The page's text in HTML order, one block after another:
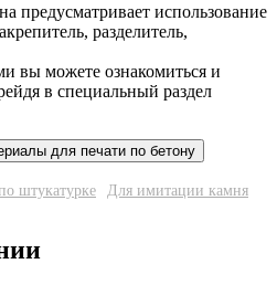
предусматривает использование
разделитель,
вы можете ознакомиться и
в специальный раздел
для печати по бетону
штукатурке Для имитации камня